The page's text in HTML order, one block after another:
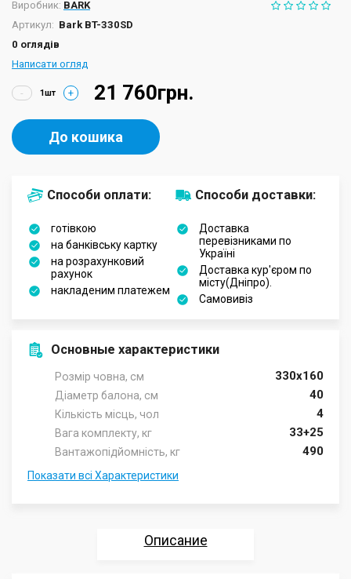
Виробник: BARK
Артикул: Bark BT-330SD
0 оглядів
Написати огляд
- + 21 760грн.
До кошика
Способи оплати:
готівкою
на банківську картку
на розрахунковий
рахунок
накладеним платежем
Способи доставки:
Доставка
перевізниками по
Україні
Доставка кур'єром по
місту(Дніпро).
Самовивіз
Основные характеристики
Розмір човна, см 330x160
Діаметр балона, см 40
Кількість місць, чол 4
Вага комплекту, кг 33+25
Вантажопідйомність, кг 490
Показати всі Характеристики
Описание